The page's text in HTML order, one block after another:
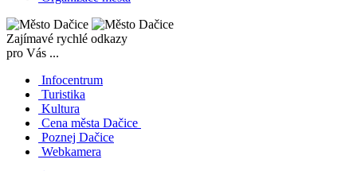
Zajímavé rychlé odkazy
pro Vás ...
Infocentrum
Turistika
Kultura
Cena města Dačice
Poznej Dačice
Webkamera